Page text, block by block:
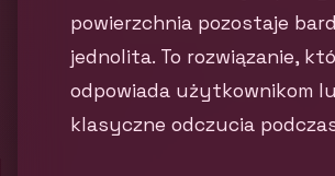
powierzchnia pozostaje
jednolita. To rozwiązanie,
odpowiada użytkownikom
klasyczne odczucia